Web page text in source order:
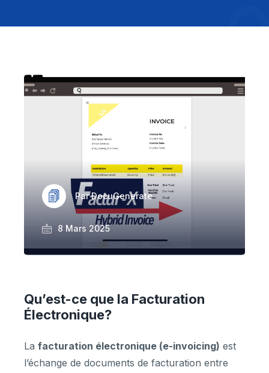
Par DocuGenerate
8 Mars 2025
Qu’est-ce que la Facturation
Électronique?
La facturation électronique (e-invoicing) est
l’échange de documents de facturation entre